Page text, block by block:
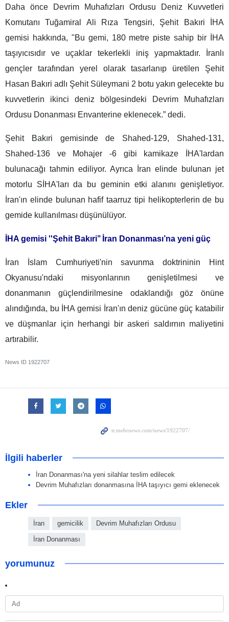
Daha önce Devrim Muhafızları Ordusu Deniz Kuvvetleri
Komutanı Tuğamiral Ali Rıza Tengsiri, Şehit Bakıri İHA
gemisi hakkında, "Bu gemi, 180 metre piste sahip bir İHA
taşıyıcısıdır ve uçaklar tekerlekli iniş yapmaktadır. İranlı
gençler tarafından yerel olarak tasarlanıp üretilen Şehit
Hasan Bakıri adlı Şehit Süleymani 2 botu yakın gelecekte bu
kuvvetlerin ikinci deniz bölgesindeki Devrim Muhafızları
Ordusu Donanması Envanterine eklenecek.” dedi.
Şehit Bakıri gemisinde de Shahed-129, Shahed-131,
Shahed-136 ve Mohajer -6 gibi kamikaze İHA'lardan
bulunacağı tahmin ediliyor. Ayrıca İran elinde bulunan jet
motorlu SİHA'ları da bu geminin etki alanını genişletiyor.
İran'ın elinde bulunan hafif taarruz tipi helikopterlerin de bu
gemide kullanılması düşünülüyor.
İHA gemisi ''Şehit Bakıri’’ İran Donanması’na yeni güç
İran İslam Cumhuriyeti'nin savunma doktrininin Hint
Okyanusu'ndaki misyonlarının genişletilmesi ve
donanmanın güçlendirilmesine odaklandığı göz önüne
alındığında, bu İHA gemisi İran'ın deniz gücüne güç katabilir
ve düşmanlar için herhangi bir askeri saldırnın maliyetini
artırabilir.
News ID 1922707
İlgili haberler
İran Donanması'na yeni silahlar teslim edilecek
Devrim Muhafızları donanmasına İHA taşıyıcı gemi eklenecek
Ekler
İran gemicilik Devrim Muhafızları Ordusu
İran Donanması
yorumunuz